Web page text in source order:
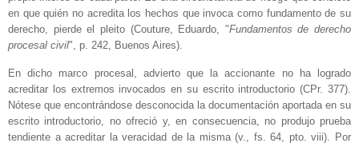
en que quién no acredita los hechos que invoca como fundamento de su
derecho, pierde el pleito (Couture, Eduardo, "Fundamentos de derecho
procesal civil", p. 242, Buenos Aires).
En dicho marco procesal, advierto que la accionante no ha logrado
acreditar los extremos invocados en su escrito introductorio (CPr. 377).
Nótese que encontrándose desconocida la documentación aportada en su
escrito introductorio, no ofreció y, en consecuencia, no produjo prueba
tendiente a acreditar la veracidad de la misma (v., fs. 64, pto. viii). Por